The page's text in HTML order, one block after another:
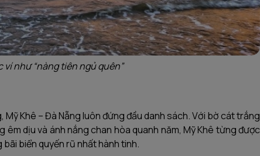
ví như “nàng tiên ngủ quên”
Khê – Đà Nẵng luôn đứng đầu danh sách. Với bờ cát trắng
dịu và ánh nắng chan hòa quanh năm, Mỹ Khê từng được
biển quyến rũ nhất hành tinh.